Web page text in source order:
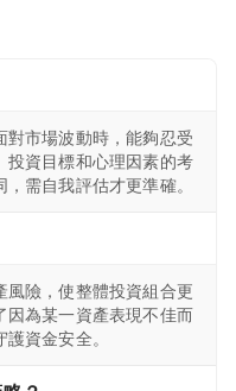
對市場波動時，能夠忍受
投資目標和心理因素的考
需自我評估才更準確。
風險，使整體投資組合更
因為某一資產表現不佳而
資金安全。